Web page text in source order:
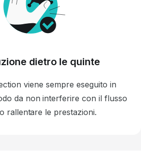
dietro le quinte
viene sempre eseguito in
da non interferire con il flusso
rallentare le prestazioni.